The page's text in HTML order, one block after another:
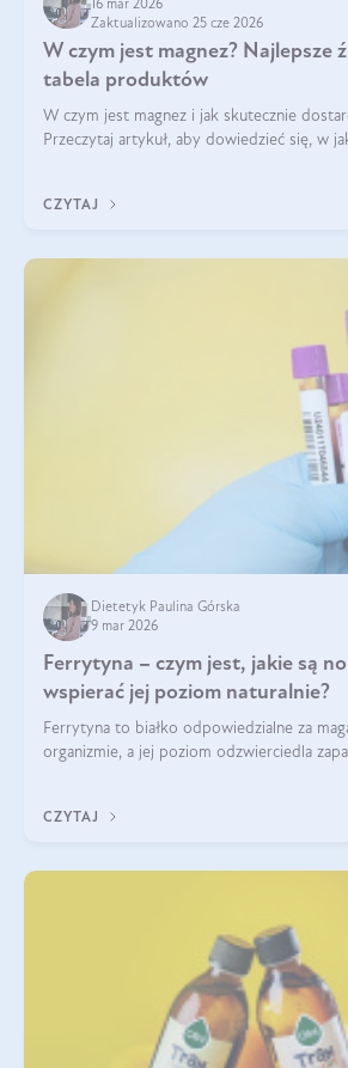
16 mar 2026
Zaktualizowano 25 cze 2026
W czym jest magnez? Najlepsze
tabela produktów
W czym jest magnez i jak skutecznie
Przeczytaj artykuł, aby dowiedzieć się, w
CZYTAJ
Dietetyk Paulina Górska
9 mar 2026
Ferrytyna – czym jest, jakie są
wspierać jej poziom naturalnie?
Ferrytyna to białko odpowiedzialne za
organizmie, a jej poziom odzwierciedla
funkcjonowanie (
CZYTAJ